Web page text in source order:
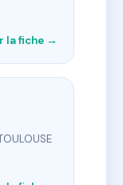
la fiche →